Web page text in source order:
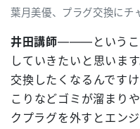
葉月美優、プラグ交換にチ
井田講師―――というこ
していきたいと思いま
交換したくなるんです
こりなどゴミが溜まり
クプラグを外すとエン